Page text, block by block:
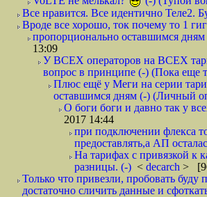
Все нравится. Все идентично Теле2.
Вроде все хорошо, ток почему то 1
пропорционально оставшимся
13:09
У ВСЕХ операторов на ВСЕХ
вопрос в принципе (-) (Пока еще
Плюс ещё у Меги на серии
оставшимся дням (-) (Личный
О боги боги и давно так у
2017 14:44
при подключении флекса
предоставлять,а АП
На тарифах с привязкой к
разницы. (-) < decarch >
Только что привезли, пробовать буду
достаточно сличить данные и